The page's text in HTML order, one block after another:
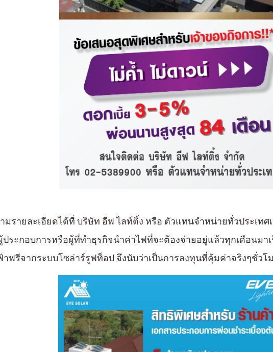
รายละเอียดได้ที่ บริษัท อีฟ ไลท์ติ้ง หรือ ตัวแทนจำหน่ายทั่วประเทศ
ระกอบการหรือผู้ที่ทำธุรกิจนำค่าไฟที่จะต้องจ่ายอยู่แล้วทุกเดือนม
ฟรีจากระบบโซล่าร์รูฟท็อป จึงนับว่าเป็นการลงทุนที่คุ้มค่าจริงๆชั่วโ